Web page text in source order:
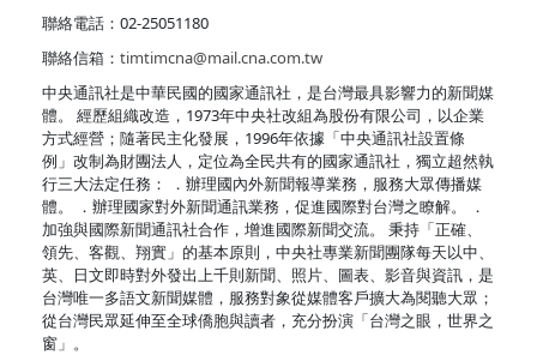
聯絡電話：02-25051180
聯絡信箱： timtimcna@mail.cna.com.tw
中央通訊社是中華民國的國家通訊社，是台灣最具影響力的新聞媒
體。 經歷組織改造，1973年中央社改組為股份有限公司，以企業
方式經營；隨著民主化發展，1996年依據「中央通訊社設置條
例」改制為財團法人，定位為全民共有的國家通訊社，獨立超然執
行三大法定任務： ．辦理國內外新聞報導業務，服務大眾傳播媒
體。 ．辦理國家對外新聞通訊業務，促進國際對台灣之瞭解。 ．
加強與國際新聞通訊社合作，增進國際新聞交流。 秉持「正確、
領先、客觀、翔實」的基本原則，中央社專業新聞團隊每天以中、
英、日文即時對外發出上千則新聞、照片、圖表、影音與資訊，是
台灣唯一多語文新聞媒體，服務對象從媒體客戶擴大為閱聽大眾；
從台灣民眾延伸至全球僑胞與讀者，充分扮演「台灣之眼，世界之
窗」。